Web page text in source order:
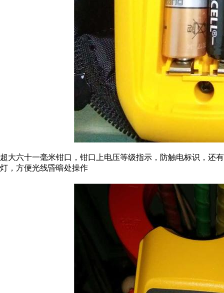
超大六十一毫米钳口，钳口上电压等级指示，防触电标识，还
灯，方便光线昏暗处操作